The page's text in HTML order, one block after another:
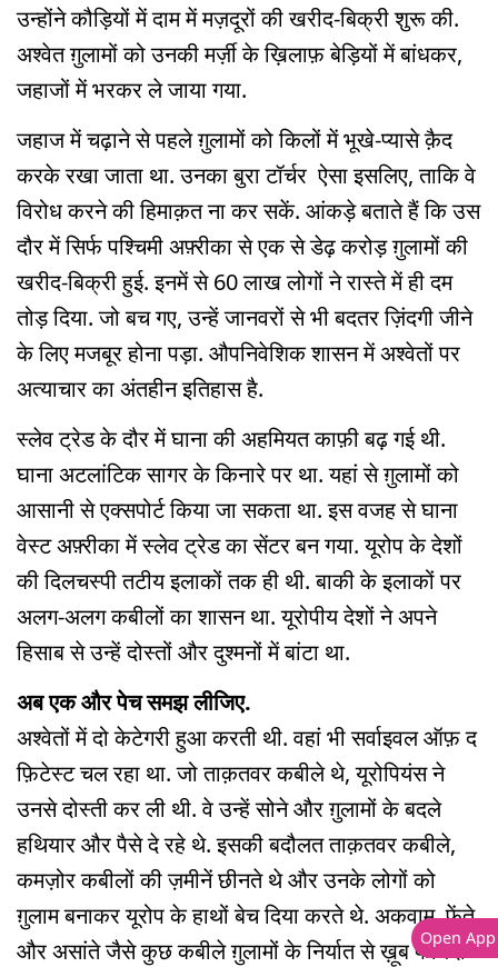
उन्होंने कौड़ियों में दाम में मज़दूरों की खरीद-बिक्री शुरू की.
अश्वेत ग़ुलामों को उनकी मर्ज़ी के ख़िलाफ़ बेड़ियों में बांधकर,
जहाजों में भरकर ले जाया गया.
जहाज में चढ़ाने से पहले ग़ुलामों को किलों में भूखे-प्यासे क़ैद
करके रखा जाता था. उनका बुरा टॉर्चर ऐसा इसलिए, ताकि वे
विरोध करने की हिमाक़त ना कर सकें. आंकड़े बताते हैं कि उस
दौर में सिर्फ पश्चिमी अफ़्रीका से एक से डेढ़ करोड़ ग़ुलामों की
खरीद-बिक्री हुई. इनमें से 60 लाख लोगों ने रास्ते में ही दम
तोड़ दिया. जो बच गए, उन्हें जानवरों से भी बदतर ज़िंदगी जीने
के लिए मजबूर होना पड़ा. औपनिवेशिक शासन में अश्वेतों पर
अत्याचार का अंतहीन इतिहास है.
स्लेव ट्रेड के दौर में घाना की अहमियत काफ़ी बढ़ गई थी.
घाना अटलांटिक सागर के किनारे पर था. यहां से ग़ुलामों को
आसानी से एक्सपोर्ट किया जा सकता था. इस वजह से घाना
वेस्ट अफ़्रीका में स्लेव ट्रेड का सेंटर बन गया. यूरोप के देशों
की दिलचस्पी तटीय इलाकों तक ही थी. बाकी के इलाकों पर
अलग-अलग कबीलों का शासन था. यूरोपीय देशों ने अपने
हिसाब से उन्हें दोस्तों और दुश्मनों में बांटा था.
अब एक और पेच समझ लीजिए.
अश्वेतों में दो केटेगरी हुआ करती थी. वहां भी सर्वाइवल ऑफ़ द
फ़िटेस्ट चल रहा था. जो ताक़तवर कबीले थे, यूरोपियंस ने
उनसे दोस्ती कर ली थी. वे उन्हें सोने और ग़ुलामों के बदले
हथियार और पैसे दे रहे थे. इसकी बदौलत ताक़तवर कबीले,
कमज़ोर कबीलों की ज़मीनें छीनते थे और उनके लोगों को
ग़ुलाम बनाकर यूरोप के हाथों बेच दिया करते थे. अकवामु, फेंते
और असांते जैसे कुछ कबीले ग़ुलामों के निर्यात से ख़ूब फायदा
Open App